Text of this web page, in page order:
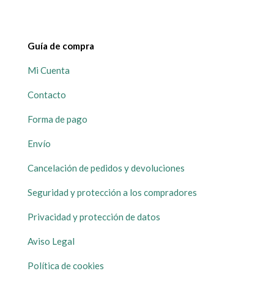
Guía de compra
Mi Cuenta
Contacto
Forma de pago
Envío
Cancelación de pedidos y devoluciones
Seguridad y protección a los compradores
Privacidad y protección de datos
Aviso Legal
Política de cookies